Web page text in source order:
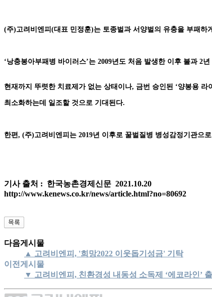
(주)고려비엔피(대표 민정훈)는 토종벌과 서양벌의 유충을 부패
‘낭충봉아부패병 바이러스’는 2009년도 처음 발생한 이후 불과 2
현재까지 뚜렷한 치료제가 없는 상태이나, 금번 승인된 ‘양봉용
최소화하는데 일조할 것으로 기대된다.
한편, (주)고려비엔피는 2019년 이후로 꿀벌질병 병성감정기관으
기사 출처 : 한국농촌경제신문 2021.10.20
http://www.kenews.co.kr/news/article.html?no=80692
다음게시물
▲ 고려비엔피, '희망2022 이웃돕기성금' 기탁
이전게시물
▼ 고려비엔피, 친환경성 내동성 소독제 ‘에코라인’ 출